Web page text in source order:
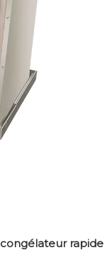
congélateur